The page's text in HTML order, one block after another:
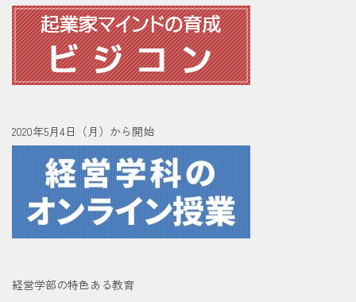
2020年5月4日（月）から開始
経営学部の特色ある教育